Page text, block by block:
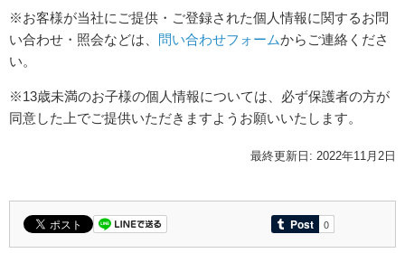
※お客様が当社にご提供・ご登録された個人情報に関するお問
い合わせ・照会などは、 問い合わせフォームからご連絡くださ
い。
※13歳未満のお子様の個人情報については、必ず保護者の方が
同意した上でご提供いただきますようお願いいたします。
最終更新日: 2022年11月2日